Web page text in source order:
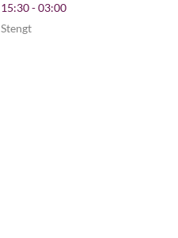
15:30 - 03:00
Stengt